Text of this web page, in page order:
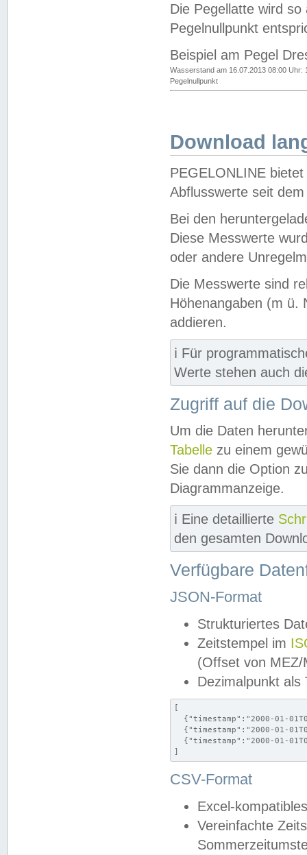
Die Pegellatte wird
Pegelnullpunkt
Beispiel am Pegel
Wasserstand am 16.07.2013 08:00 Uhr:
Pegelnullpunkt
Download
PEGELONLINE
Abflusswerte seit
Bei den
Diese Messwerte
oder andere
Die Messwerte sind
Höhenangaben (m ü.
addieren.
ℹ️ Für
Werte stehen auch
Zugriff auf die
Um die Daten
Tabelle zu einem
Sie dann die Option
Diagrammanzeige.
ℹ️ Eine detaillierte
den gesamten
Verfügbare
JSON-Format
Strukturiertes
Zeitstempel im
(Offset von MEZ/
Dezimalpunkt als
[
{"timestamp":"2000-01-
{"timestamp":"2000-01-
{"timestamp":"2000-01-
]
CSV-Format
Excel-
Vereinfachte